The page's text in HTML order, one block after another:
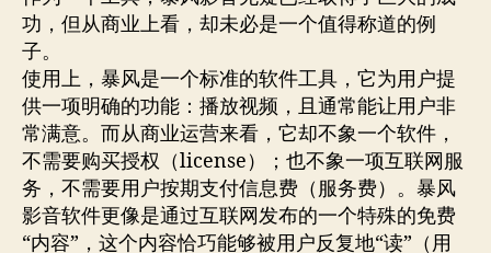
功，但从商业上看，却未必是一个值得称道的例
子。
使用上，暴风是一个标准的软件工具，它为用户提
供一项明确的功能：播放视频，且通常能让用户非
常满意。而从商业运营来看，它却不象一个软件，
不需要购买授权（license）；也不象一项互联网服
务，不需要用户按期支付信息费（服务费）。暴风
影音软件更像是通过互联网发布的一个特殊的免费
“内容”，这个内容恰巧能够被用户反复地“读”（用